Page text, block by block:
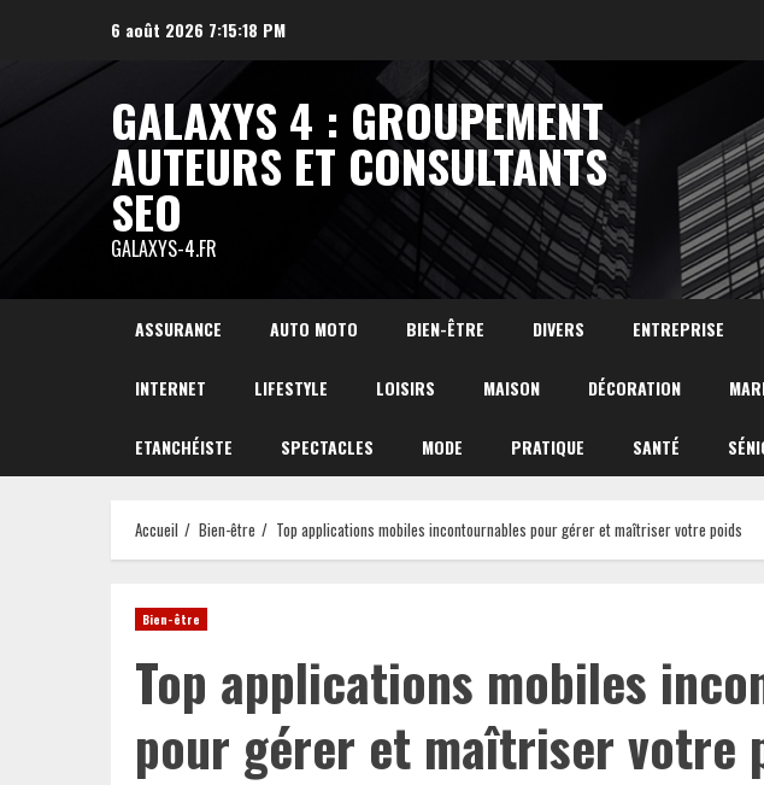
6 août 2026 7:15:19 PM
GALAXYS 4 : GROUPEMENT
AUTEURS ET CONSULTANTS
SEO
GALAXYS-4.FR
ASSURANCE AUTO MOTO BIEN-ÊTRE DIVERS ENTREPRISE
INTERNET LIFESTYLE LOISIRS MAISON DÉCORATION
ETANCHÉISTE SPECTACLES MODE PRATIQUE SANTÉ
Accueil Bien-être Top applications mobiles incontournables pour gérer et maîtriser votre poids
Bien-être
Top applications mobiles
pour gérer et maîtriser votre